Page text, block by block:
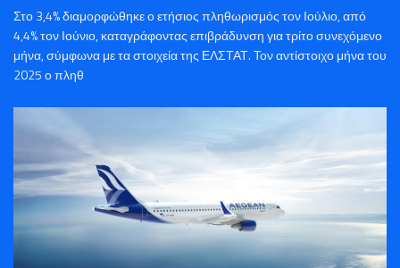
Στο 3,4% διαμορφώθηκε ο ετήσιος πληθωρισμός τον Ιούλιο, από
4,4% τον Ιούνιο, καταγράφοντας επιβράδυνση για τρίτο συνεχόμενο
μήνα, σύμφωνα με τα στοιχεία της ΕΛΣΤΑΤ. Τον αντίστοιχο μήνα του
2025 ο πληθ